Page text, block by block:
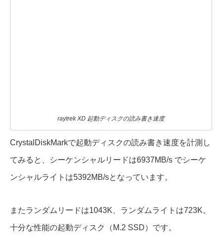
raytrek XD 起動ディスクの読み書き速度
CrystalDiskMarkで起動ディスクの読み書き速度を計測し
てみると、シーケンシャルリードは6937MB/s でシーケ
ンシャルライトは5392MB/sとなっています。
またランダムリードは1043K、ランダムライトは723K。
十分な性能の起動ディスク（M.2 SSD）です。